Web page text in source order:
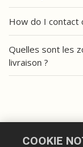
How do I contact
Quelles sont les
livraison ?
COOKIE